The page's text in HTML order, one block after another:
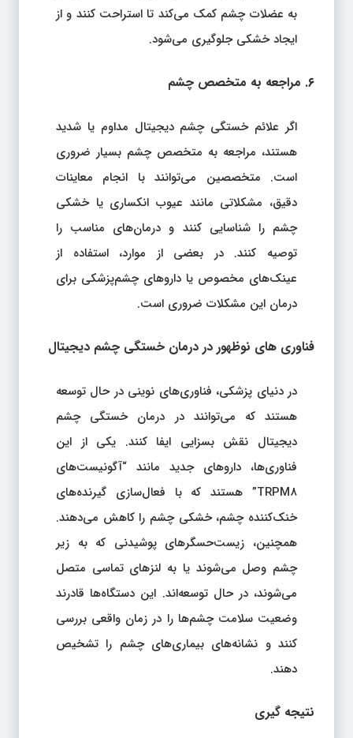
به عضلات چشم کمک می‌کند تا استراحت کنند و از
ایجاد خشکی جلوگیری می‌شود.
۶. مراجعه به متخصص چشم
اگر علائم خستگی چشم دیجیتال مداوم یا شدید
هستند، مراجعه به متخصص چشم بسیار ضروری
است. متخصصین می‌توانند با انجام معاینات
دقیق، مشکلاتی مانند عیوب انکساری یا خشکی
چشم را شناسایی کنند و درمان‌های مناسب را
توصیه کنند. در بعضی از موارد، استفاده از
عینک‌های مخصوص یا داروهای چشم‌پزشکی برای
درمان این مشکلات ضروری است.
فناوری‌ های نوظهور در درمان خستگی چشم دیجیتال
در دنیای پزشکی، فناوری‌های نوینی در حال توسعه
هستند که می‌توانند در درمان خستگی چشم
دیجیتال نقش بسزایی ایفا کنند. یکی از این
فناوری‌ها، داروهای جدید مانند “آگونیست‌های
TRPM8” هستند که با فعال‌سازی گیرنده‌های
خنک‌کننده چشم، خشکی چشم را کاهش می‌دهند.
همچنین، زیست‌حسگرهای پوشیدنی که به زیر
چشم وصل می‌شوند یا به لنزهای تماسی متصل
می‌شوند، در حال توسعه‌اند. این دستگاه‌ها قادرند
وضعیت سلامت چشم‌ها را در زمان واقعی بررسی
کنند و نشانه‌های بیماری‌های چشم را تشخیص
دهند.
نتیجه‌ گیری